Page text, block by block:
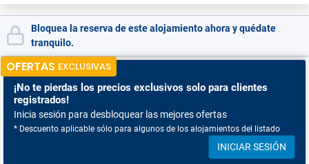
Bloquea la reserva de este alojamiento ahora y quédate
tranquilo.
OFERTAS EXCLUSIVAS
¡No te pierdas los precios exclusivos solo para clientes
registrados!
Inicia sesión para desbloquear las mejores ofertas
* Descuento aplicable sólo para algunos de los alojamientos del listado
INICIAR SESIÓN